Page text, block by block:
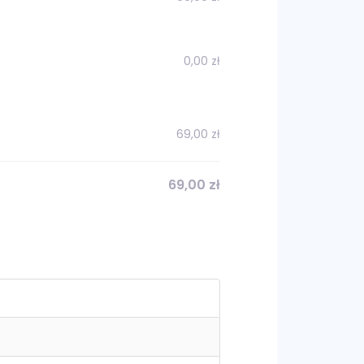
0,00 zł
69,00 zł
69,00 zł